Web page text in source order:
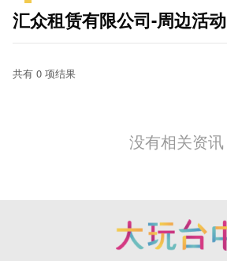
汇众租赁有限公司-周边活动
共有 0 项结果
没有相关资讯